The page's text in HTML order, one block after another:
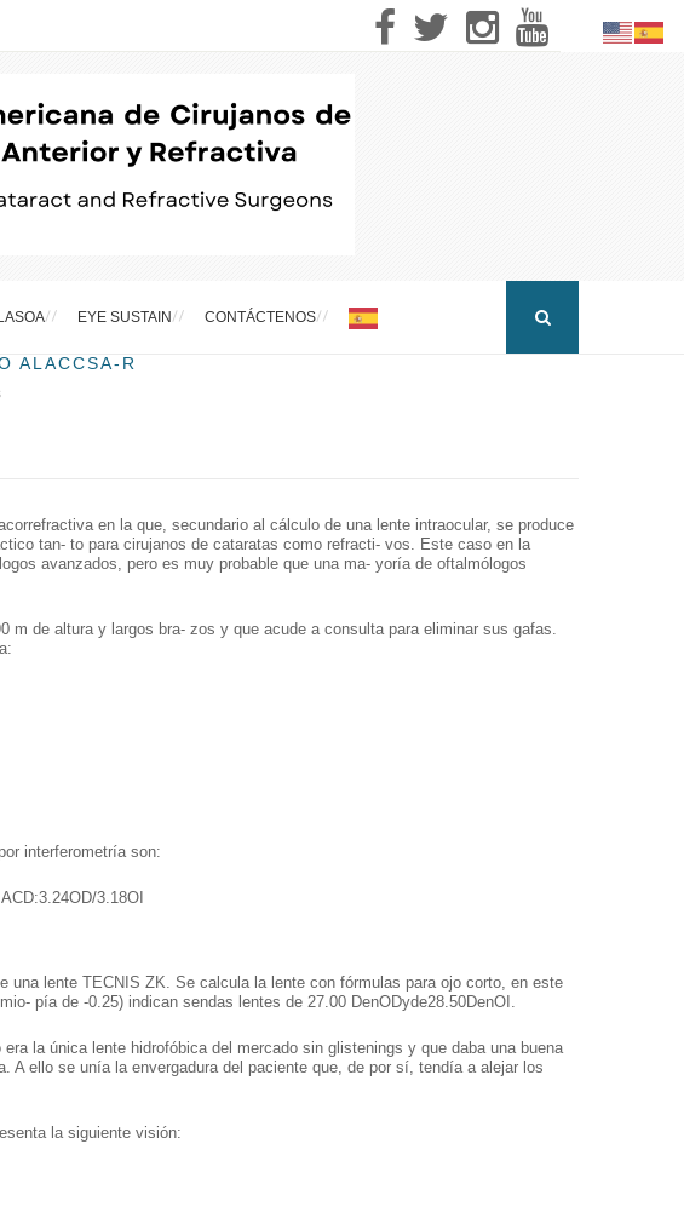
LASOA EYE SUSTAIN CONTÁCTENOS
ALACCSA-R
en la que, secundario al cálculo de una lente intraocular, se produce
tan- to para cirujanos de cataratas como refracti- vos. Este caso en la
avanzados, pero es muy probable que una ma- yoría de oftalmólogos
de altura y largos bra- zos y que acude a consulta para eliminar sus gafas.
interferometría son:
3.18OI
lente TECNIS ZK. Se calcula la lente con fórmulas para ojo corto, en este
pía de -0.25) indican sendas lentes de 27.00 DenODyde28.50DenOI.
la única lente hidrofóbica del mercado sin glistenings y que daba una buena
ello se unía la envergadura del paciente que, de por sí, tendía a alejar los
la siguiente visión: